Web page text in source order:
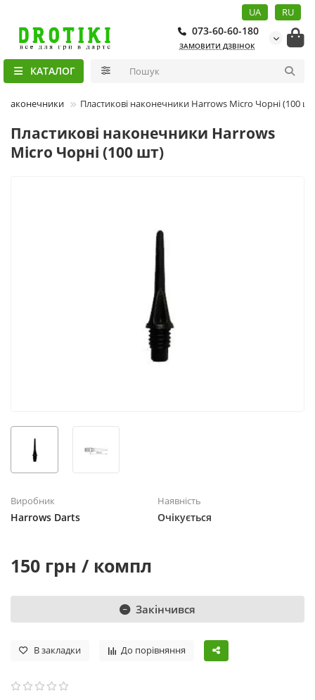
UA RU
073-60-60-180
ЗАМОВИТИ ДЗВІНОК
КАТАЛОГ
наконечники Пластикові наконечники Harrows Micro Чорні (100
Пластикові наконечники Harrows
Micro Чорні (100 шт)
Виробник
Harrows Darts
Наявність
Очікується
150 грн / компл
Закінчився
В закладки До порівняння